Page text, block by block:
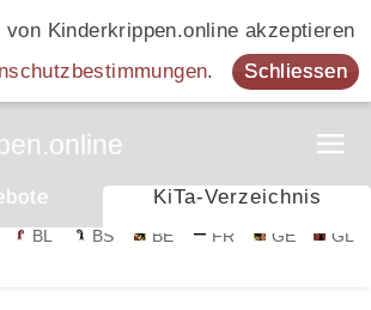
von Kinderkrippen.online akzeptieren
. Schliessen
KiTa-Verzeichnis
BL BS BE FR GE GL